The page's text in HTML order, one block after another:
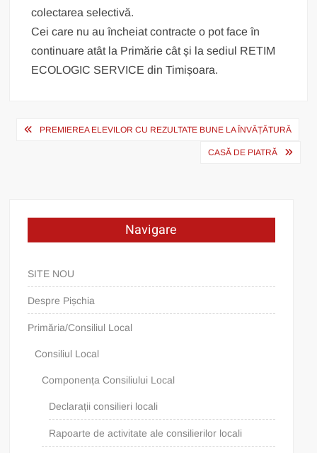
colectarea selectivă.
Cei care nu au încheiat contracte o pot face în
continuare atât la Primărie cât și la sediul RETIM
ECOLOGIC SERVICE din Timișoara.
PostPREMIEREA ELEVILOR CU REZULTATE BUNE LA ÎNVĂȚĂTURĂ
CASĂ DE PIATRĂ
Navigare
SITE NOU
Despre Pișchia
Primăria/Consiliul Local
Consiliul Local
Componența Consiliului Local
Declarații consilieri locali
Rapoarte de activitate ale consilierilor locali